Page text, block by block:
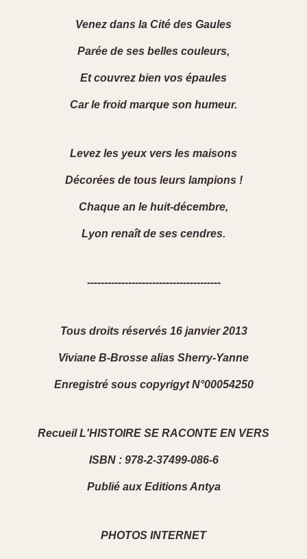
Venez dans la Cité des Gaules
Parée de ses belles couleurs,
Et couvrez bien vos épaules
Car le froid marque son humeur.
Levez les yeux vers les maisons
Décorées de tous leurs lampions !
Chaque an le huit-décembre,
Lyon renaît de ses cendres.
---------------------------------------
Tous droits réservés 16 janvier 2013
Viviane B-Brosse alias Sherry-Yanne
Enregistré sous copyrigyt N°00054250
Recueil L'HISTOIRE SE RACONTE EN VERS
ISBN : 978-2-37499-086-6
Publié aux Editions Antya
PHOTOS INTERNET